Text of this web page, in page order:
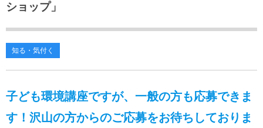
ショップ」
知る・気付く
子ども環境講座ですが、一般の方も応募できま
す！ 沢山の方からのご応募をお待ちしておりま